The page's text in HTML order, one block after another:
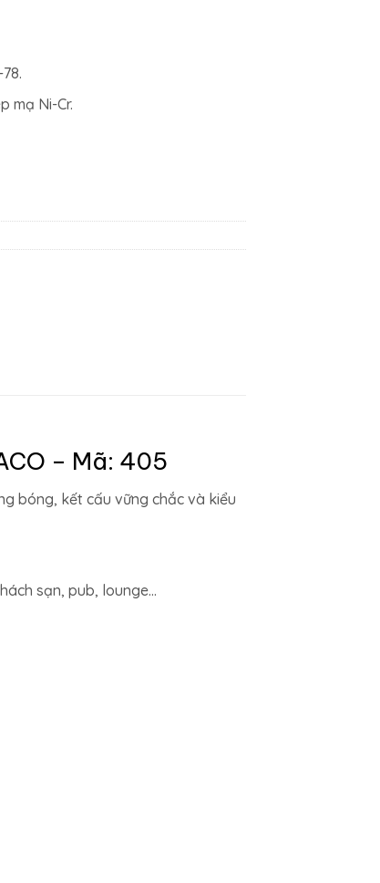
mạ Ni-Cr.
– Mã: 405
bóng, kết cấu vững chắc và kiểu
sạn, pub, lounge…